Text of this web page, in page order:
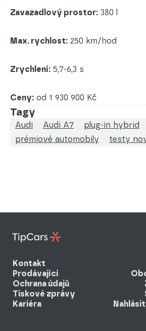
Zavazadlový prostor: 380 l
Max. rychlost: 250 km/hod
Zrychlení: 5,7-6,3 s
Ceny: od 1 930 900 Kč
Tagy
Audi Audi A7 plug-in hybrid
prémiové automobily
testy
Kontakt
Prodávající
Ochrana údajů
Tiskové zprávy
Kariéra